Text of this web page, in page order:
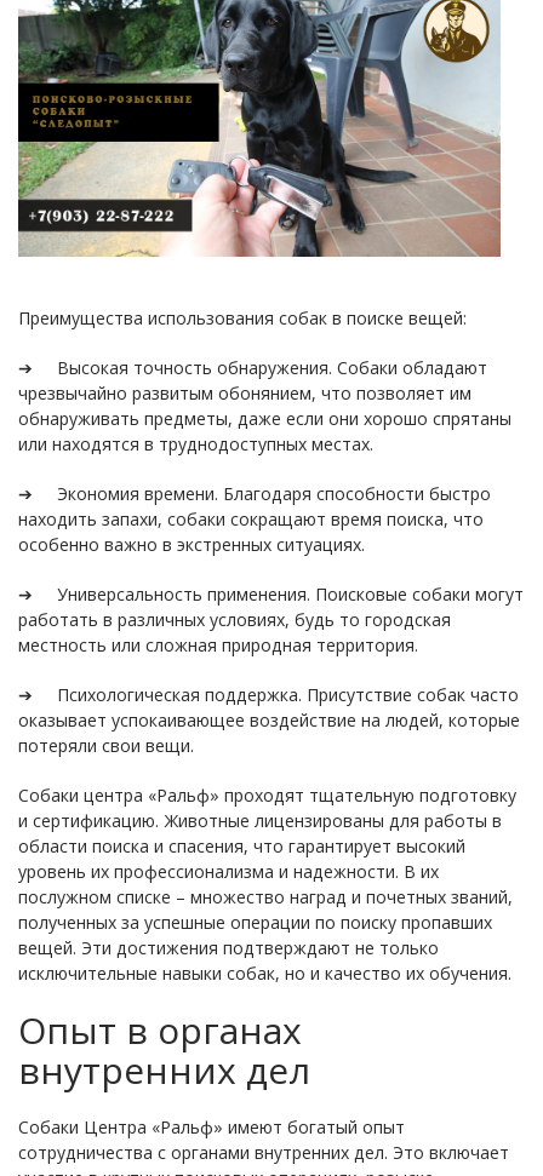
Преимущества использования собак в поиске вещей:
➔ Высокая точность обнаружения. Собаки обладают
чрезвычайно развитым обонянием, что позволяет им
обнаруживать предметы, даже если они хорошо спрятаны
или находятся в труднодоступных местах.
➔ Экономия времени. Благодаря способности быстро
находить запахи, собаки сокращают время поиска, что
особенно важно в экстренных ситуациях.
➔ Универсальность применения. Поисковые собаки могут
работать в различных условиях, будь то городская
местность или сложная природная территория.
➔ Психологическая поддержка. Присутствие собак часто
оказывает успокаивающее воздействие на людей, которые
потеряли свои вещи.
Собаки центра «Ральф» проходят тщательную подготовку
и сертификацию. Животные лицензированы для работы в
области поиска и спасения, что гарантирует высокий
уровень их профессионализма и надежности. В их
послужном списке – множество наград и почетных званий,
полученных за успешные операции по поиску пропавших
вещей. Эти достижения подтверждают не только
исключительные навыки собак, но и качество их обучения.
Опыт в органах
внутренних дел
Собаки Центра «Ральф» имеют богатый опыт
сотрудничества с органами внутренних дел. Это включает